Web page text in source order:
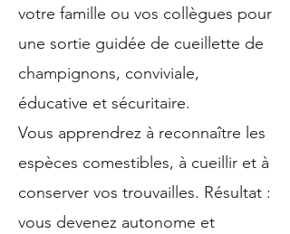
votre famille ou vos collègues pour
une sortie guidée de cueillette de
champignons, conviviale,
éducative et sécuritaire.
Vous apprendrez à reconnaître les
espèces comestibles, à cueillir et à
conserver vos trouvailles. Résultat :
vous devenez autonome et